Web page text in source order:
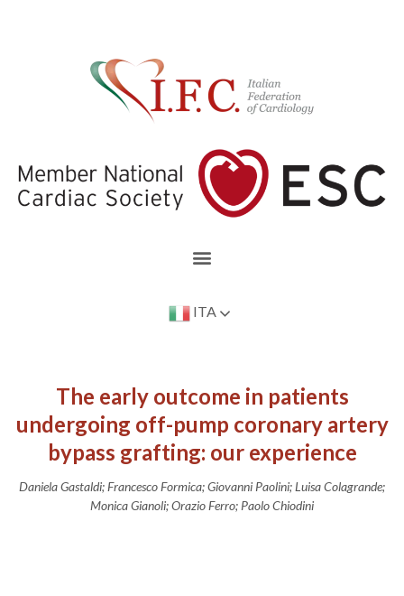
ITA
The early outcome in patients
undergoing off-pump coronary artery
bypass grafting: our experience
Daniela Gastaldi; Francesco Formica; Giovanni Paolini; Luisa Colagrande;
Monica Gianoli; Orazio Ferro; Paolo Chiodini